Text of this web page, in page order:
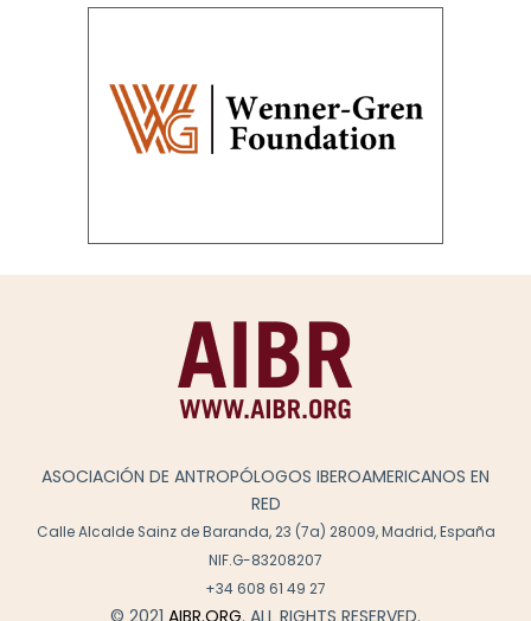
ASOCIACIÓN DE ANTROPÓLOGOS IBEROAMERICANOS EN
RED
Calle Alcalde Sainz de Baranda, 23 (7a) 28009, Madrid, España
NIF.G-83208207
+34 608 61 49 27
© 2021 AIBR.ORG. ALL RIGHTS RESERVED.